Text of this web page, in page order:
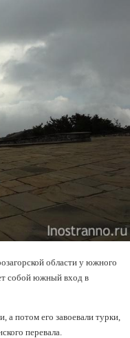
области у южного
собой южный вход в
а потом его завоевали турки,
перевала.